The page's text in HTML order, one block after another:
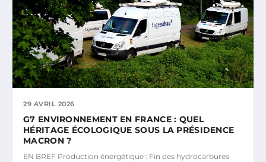
29 AVRIL 2026
G7 ENVIRONNEMENT EN FRANCE : QUEL
HÉRITAGE ÉCOLOGIQUE SOUS LA PRÉSIDENCE
MACRON ?
EN BREF Production énergétique : Fin des hydrocarbures